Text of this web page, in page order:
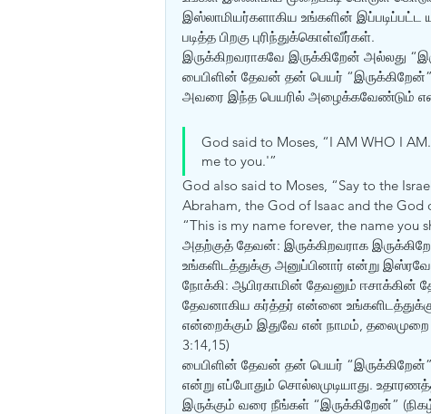
இஸ்லாமியர்களாகிய உங்களின் இப்படிப்பட்ட
படித்த பிறகு புரிந்துக்கொள்வீர்கள்.
இருக்கிறவராகவே இருக்கிறேன் அல்லது
பைபிளின் தேவன் தன் பெயர்
அவரை இந்த பெயரில் அழைக்கவேண்டும்
God said to Moses, “I AM WHO I
me to you.'”
God also said to Moses, “Say to the
Abraham, the God of Isaac and the God
“This is my name forever, the name you
அதற்குத் தேவன்: இருக்கிறவராக
உங்களிடத்துக்கு அனுப்பினார் என்று
நோக்கி: ஆபிரகாமின் தேவனும் ஈசாக்கின்
தேவனாகிய கர்த்தர் என்னை
என்றைக்கும் இதுவே என் நாமம், தலைமுறை
3:14,15)
பைபிளின் தேவன் தன் பெயர்
என்று எப்போதும் சொல்லமுடியாது.
இருக்கும் வரை நீங்கள் “இருக்கிறேன்”